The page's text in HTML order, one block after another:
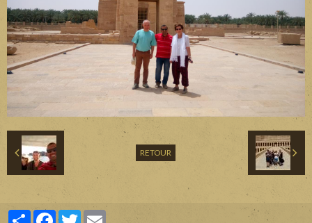
RETOUR
PartagerFacebook
Twitter